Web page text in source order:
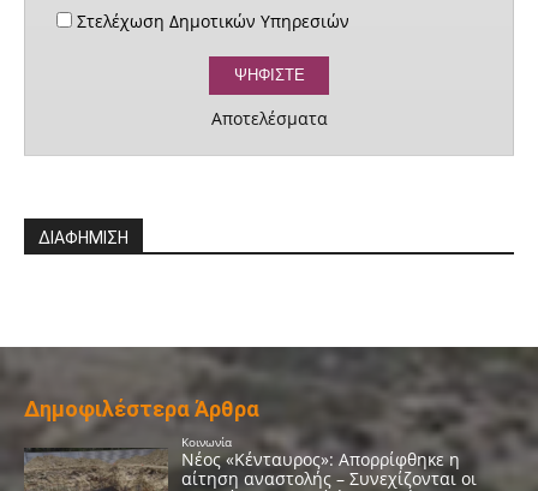
Στελέχωση Δημοτικών Υπηρεσιών
Αποτελέσματα
ΔΙΑΦΗΜΙΣΗ
Δημοφιλέστερα Άρθρα